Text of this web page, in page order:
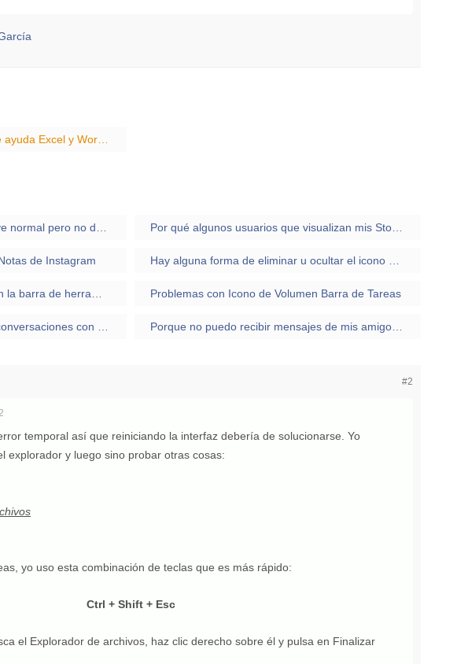
de Instagram
Problemas con Icono de Volumen Barra de Tareas
#2
temporal así que reiniciando la interfaz debería de solucionarse. Yo
explorador y luego sino probar otras cosas:
yo uso esta combinación de teclas que es más rápido:
Ctrl + Shift + Esc
el Explorador de archivos, haz clic derecho sobre él y pulsa en Finalizar